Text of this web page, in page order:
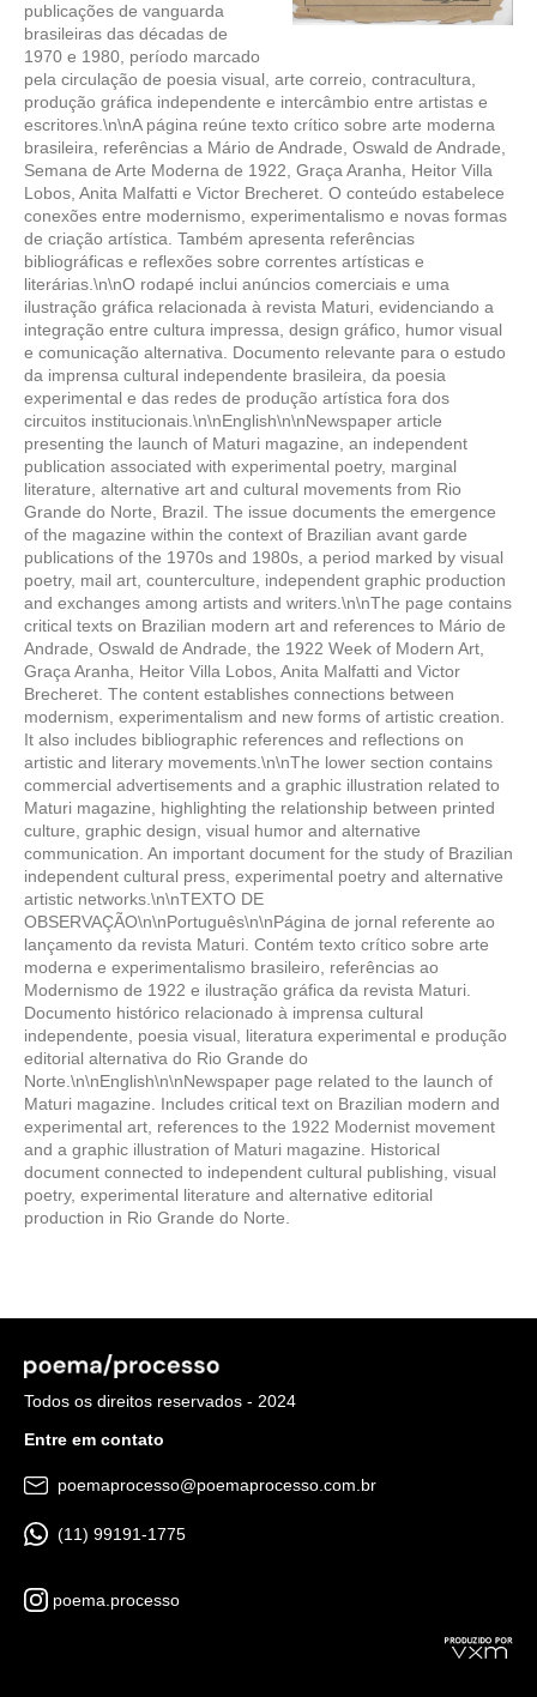
publicações de vanguarda
brasileiras das décadas de
1970 e 1980, período marcado
pela circulação de poesia visual, arte correio, contracultura,
produção gráfica independente e intercâmbio entre artistas e
escritores.\n\nA página reúne texto crítico sobre arte moderna
brasileira, referências a Mário de Andrade, Oswald de Andrade,
Semana de Arte Moderna de 1922, Graça Aranha, Heitor Villa
Lobos, Anita Malfatti e Victor Brecheret. O conteúdo estabelece
conexões entre modernismo, experimentalismo e novas formas
de criação artística. Também apresenta referências
bibliográficas e reflexões sobre correntes artísticas e
literárias.\n\nO rodapé inclui anúncios comerciais e uma
ilustração gráfica relacionada à revista Maturi, evidenciando a
integração entre cultura impressa, design gráfico, humor visual
e comunicação alternativa. Documento relevante para o estudo
da imprensa cultural independente brasileira, da poesia
experimental e das redes de produção artística fora dos
circuitos institucionais.\n\nEnglish\n\nNewspaper article
presenting the launch of Maturi magazine, an independent
publication associated with experimental poetry, marginal
literature, alternative art and cultural movements from Rio
Grande do Norte, Brazil. The issue documents the emergence
of the magazine within the context of Brazilian avant garde
publications of the 1970s and 1980s, a period marked by visual
poetry, mail art, counterculture, independent graphic production
and exchanges among artists and writers.\n\nThe page contains
critical texts on Brazilian modern art and references to Mário de
Andrade, Oswald de Andrade, the 1922 Week of Modern Art,
Graça Aranha, Heitor Villa Lobos, Anita Malfatti and Victor
Brecheret. The content establishes connections between
modernism, experimentalism and new forms of artistic creation.
It also includes bibliographic references and reflections on
artistic and literary movements.\n\nThe lower section contains
commercial advertisements and a graphic illustration related to
Maturi magazine, highlighting the relationship between printed
culture, graphic design, visual humor and alternative
communication. An important document for the study of Brazilian
independent cultural press, experimental poetry and alternative
artistic networks.\n\nTEXTO DE
OBSERVAÇÃO\n\nPortuguês\n\nPágina de jornal referente ao
lançamento da revista Maturi. Contém texto crítico sobre arte
moderna e experimentalismo brasileiro, referências ao
Modernismo de 1922 e ilustração gráfica da revista Maturi.
Documento histórico relacionado à imprensa cultural
independente, poesia visual, literatura experimental e produção
editorial alternativa do Rio Grande do
Norte.\n\nEnglish\n\nNewspaper page related to the launch of
Maturi magazine. Includes critical text on Brazilian modern and
experimental art, references to the 1922 Modernist movement
and a graphic illustration of Maturi magazine. Historical
document connected to independent cultural publishing, visual
poetry, experimental literature and alternative editorial
production in Rio Grande do Norte.
Todos os direitos reservados - 2024
Entre em contato
poemaprocesso@poemaprocesso.com.br
(11) 99191-1775
poema.processo